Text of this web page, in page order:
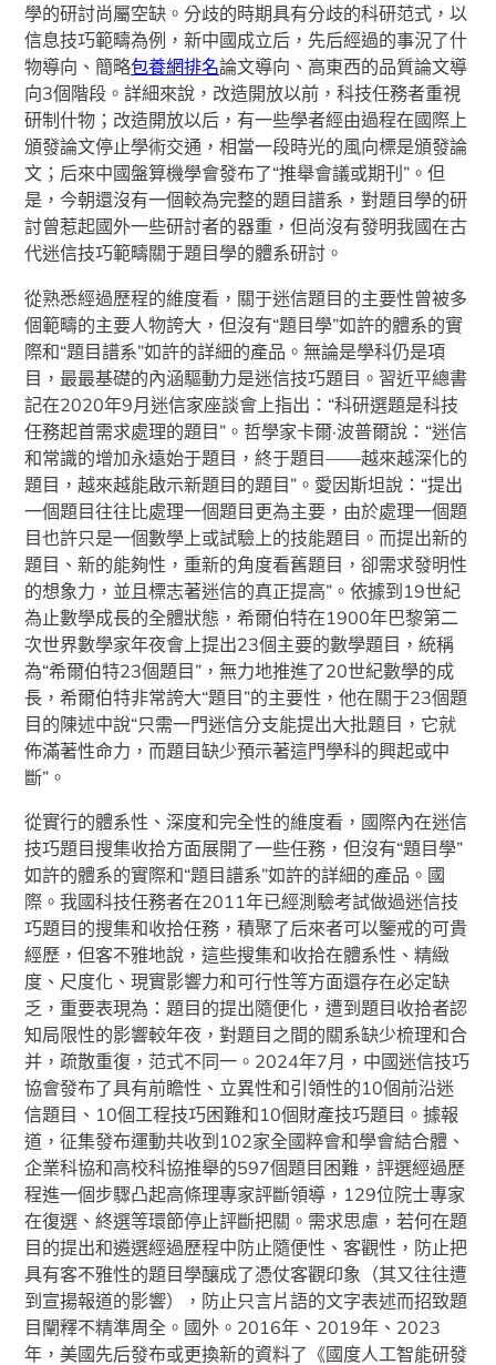
學的研討尚屬空缺。分歧的時期具有分歧的科研范式，以
信息技巧範疇為例，新中國成立后，先后經過的事況了什
物導向、簡略包養網排名論文導向、高東西的品質論文導
向3個階段。詳細來說，改造開放以前，科技任務者重視
研制什物；改造開放以后，有一些學者經由過程在國際上
頒發論文停止學術交通，相當一段時光的風向標是頒發論
文；后來中國盤算機學會發布了“推舉會議或期刊”。但
是，今朝還沒有一個較為完整的題目譜系，對題目學的研
討曾惹起國外一些研討者的器重，但尚沒有發明我國在古
代迷信技巧範疇關于題目學的體系研討。
從熟悉經過歷程的維度看，關于迷信題目的主要性曾被多
個範疇的主要人物誇大，但沒有“題目學”如許的體系的實
際和“題目譜系”如許的詳細的產品。無論是學科仍是項
目，最最基礎的內涵驅動力是迷信技巧題目。習近平總書
記在2020年9月迷信家座談會上指出：“科研選題是科技
任務起首需求處理的題目”。哲學家卡爾·波普爾說：“迷信
和常識的增加永遠始于題目，終于題目——越來越深化的
題目，越來越能啟示新題目的題目”。愛因斯坦說：“提出
一個題目往往比處理一個題目更為主要，由於處理一個題
目也許只是一個數學上或試驗上的技能題目。而提出新的
題目、新的能夠性，重新的角度看舊題目，卻需求發明性
的想象力，並且標志著迷信的真正提高”。依據到19世紀
為止數學成長的全體狀態，希爾伯特在1900年巴黎第二
次世界數學家年夜會上提出23個主要的數學題目，統稱
為“希爾伯特23個題目”，無力地推進了20世紀數學的成
長，希爾伯特非常誇大“題目”的主要性，他在關于23個題
目的陳述中說“只需一門迷信分支能提出大批題目，它就
佈滿著性命力，而題目缺少預示著這門學科的興起或中
斷”。
從實行的體系性、深度和完全性的維度看，國際內在迷信
技巧題目搜集收拾方面展開了一些任務，但沒有“題目學”
如許的體系的實際和“題目譜系”如許的詳細的產品。國
際。我國科技任務者在2011年已經測驗考試做過迷信技
巧題目的搜集和收拾任務，積聚了后來者可以鑒戒的可貴
經歷，但客不雅地說，這些搜集和收拾在體系性、精緻
度、尺度化、現實影響力和可行性等方面還存在必定缺
乏，重要表現為：題目的提出隨便化，遭到題目收拾者認
知局限性的影響較年夜，對題目之間的關系缺少梳理和合
并，疏散重復，范式不同一。2024年7月，中國迷信技巧
協會發布了具有前瞻性、立異性和引領性的10個前沿迷
信題目、10個工程技巧困難和10個財產技巧題目。據報
道，征集發布運動共收到102家全國粹會和學會結合體、
企業科協和高校科協推舉的597個題目困難，評選經過歷
程進一個步驟凸起高條理專家評斷領導，129位院士專家
在復選、終選等環節停止評斷把關。需求思慮，若何在題
目的提出和遴選經過歷程中防止隨便性、客觀性，防止把
具有客不雅性的題目學釀成了憑仗客觀印象（其又往往遭
到宣揚報道的影響），防止只言片語的文字表述而招致題
目闡釋不精準周全。國外。2016年、2019年、2023
年，美國先后發布或更換新的資料了《國度人工智能研發